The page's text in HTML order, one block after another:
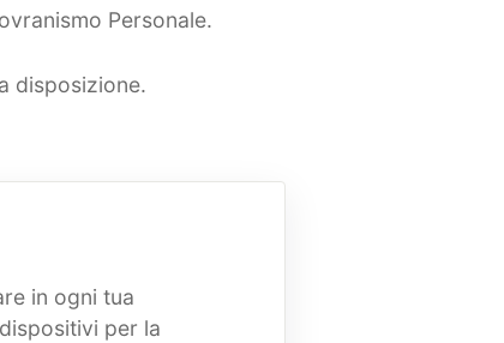
Personale.
disposizione.
in ogni tua
per la